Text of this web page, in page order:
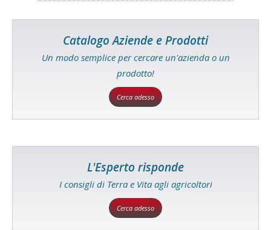
Catalogo Aziende e Prodotti
Un modo semplice per cercare un'azienda o un
prodotto!
Cerca adesso
L'Esperto risponde
I consigli di Terra e Vita agli agricoltori
Cerca adesso